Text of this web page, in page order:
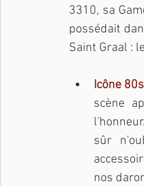
3310, sa
possédait
Saint Graal :
Icône 80s
scène
sûr
nos